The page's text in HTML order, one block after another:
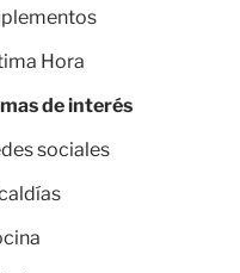
Hora
de interés
sociales